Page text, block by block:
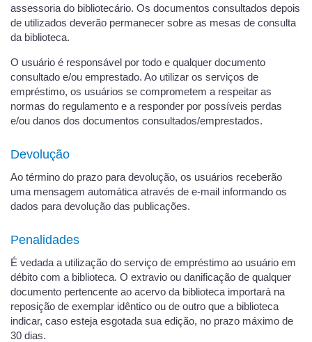
assessoria do bibliotecário. Os documentos consultados depois
de utilizados deverão permanecer sobre as mesas de consulta
da biblioteca.
O usuário é responsável por todo e qualquer documento
consultado e/ou emprestado. Ao utilizar os serviços de
empréstimo, os usuários se comprometem a respeitar as
normas do regulamento e a responder por possíveis perdas
e/ou danos dos documentos consultados/emprestados.
Devolução
Ao término do prazo para devolução, os usuários receberão
uma mensagem automática através de e-mail informando os
dados para devolução das publicações.
Penalidades
É vedada a utilização do serviço de empréstimo ao usuário em
débito com a biblioteca. O extravio ou danificação de qualquer
documento pertencente ao acervo da biblioteca importará na
reposição de exemplar idêntico ou de outro que a biblioteca
indicar, caso esteja esgotada sua edição, no prazo máximo de
30 dias.